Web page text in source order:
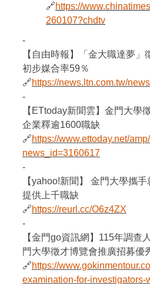
🔗https://
260107?chdtv
-
【自由時報】「金大職達夢
初步媒合率59％
🔗https://news.ltn.com.tw/
-
【ETtoday新聞雲】金門大
企業釋逾1600職缺
🔗https://www.ettoday.net/
news_id=3160617
-
【yahoo!新聞】 金門大學攜
提供上千職缺
🔗https://reurl.cc/O6z4ZX
-
【金門go資訊網】115年調
門大學徵才博覽會推廣招募優
🔗https://
examination-for-investigators-